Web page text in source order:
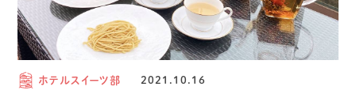
ホテルスイーツ部 2021.10.16